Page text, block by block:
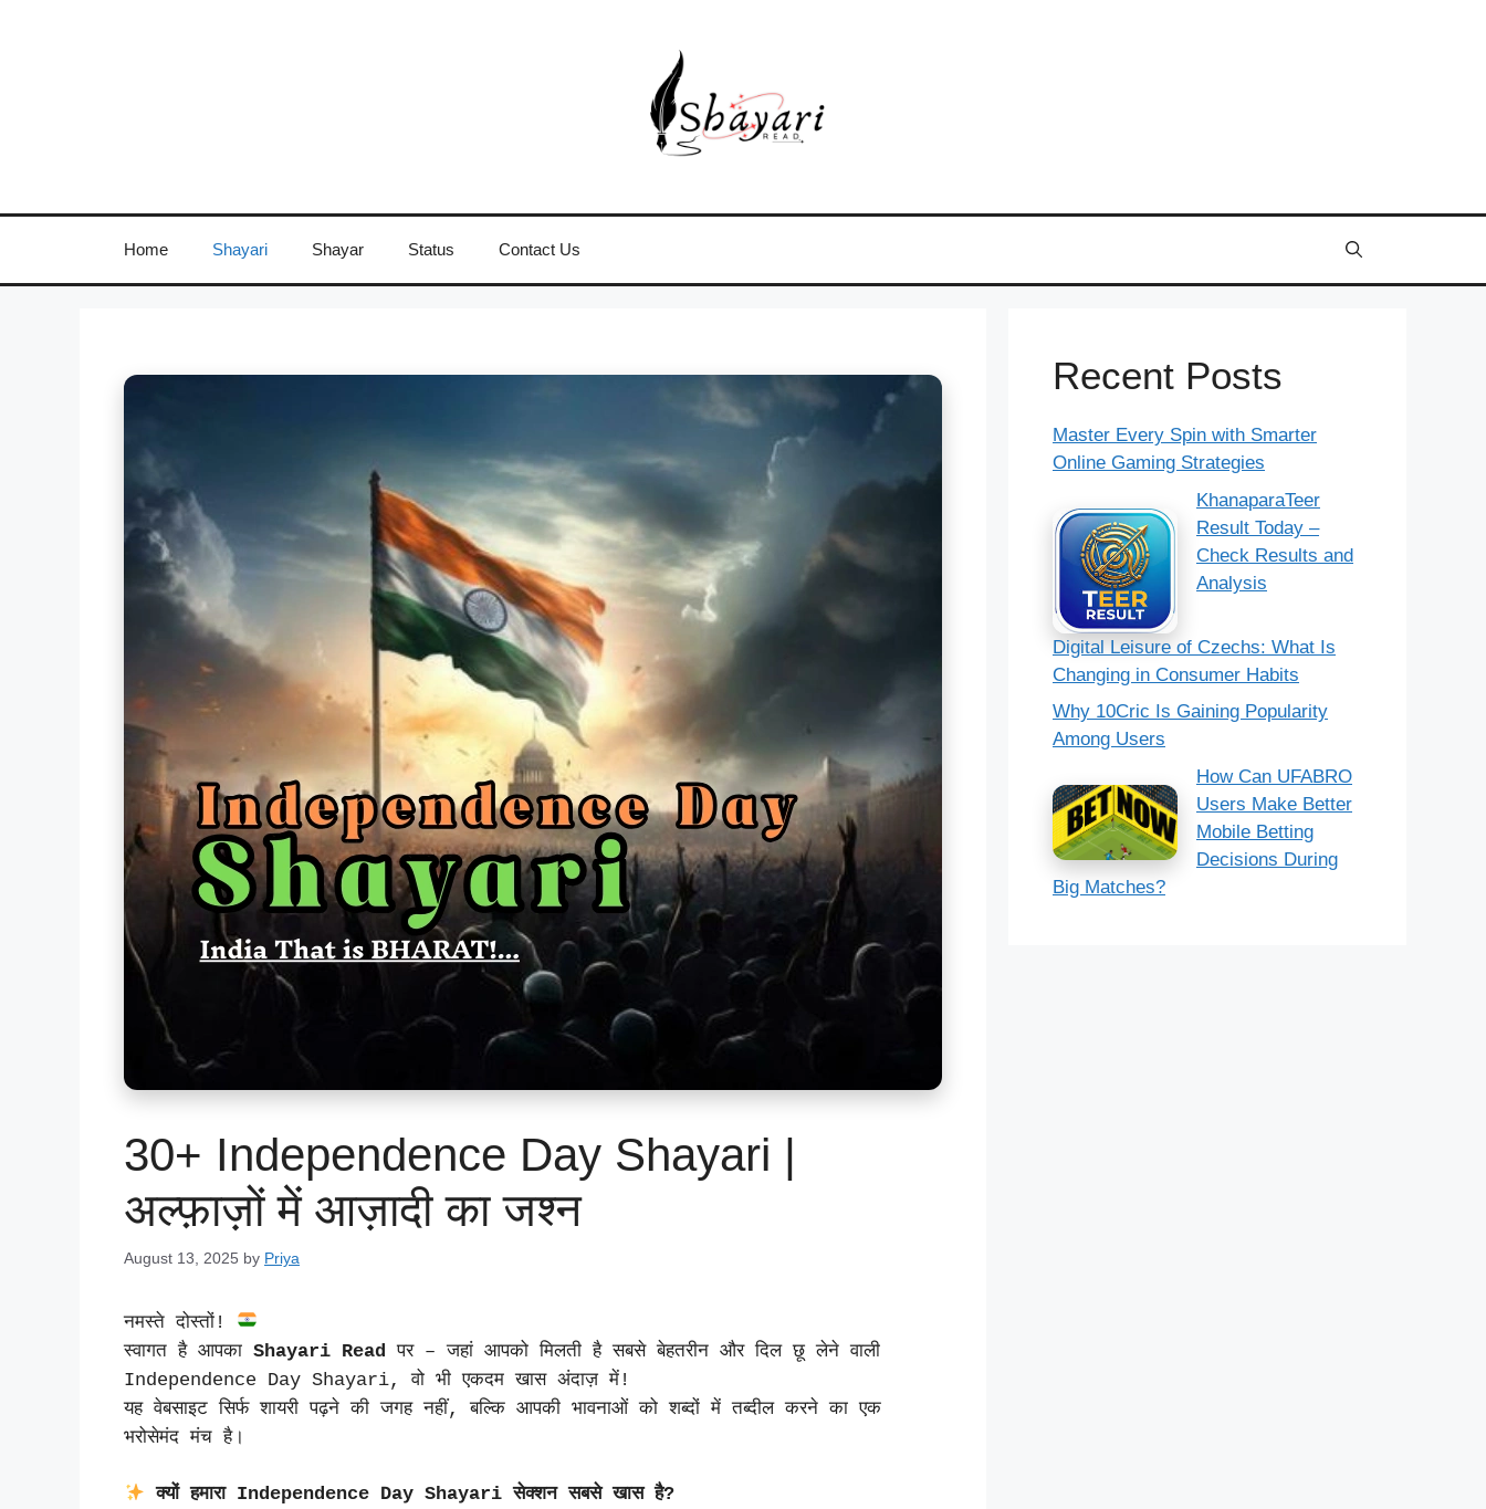
Home Shayari Shayar Status Contact Us
30+ Independence Day Shayari |
अल्फ़ाज़ों में आज़ादी का जश्न
August 13, 2025 by Priya
नमस्ते दोस्तों!
स्वागत है आपका Shayari Read
पर – जहां आपको मिलती है सबसे बेहतरीन और दिल छू लेने वाली
Independence Day Shayari, वो भी एकदम खास अंदाज़ में!
यह वेबसाइट सिर्फ शायरी पढ़ने की जगह नहीं, बल्कि आपकी भावनाओं को शब्दों में तब्दील करने का एक
भरोसेमंद मंच है।
क्यों हमारा Independence Day Shayari सेक्शन सबसे खास है?
Recent Posts
Master Every Spin with Smarter
Online Gaming Strategies
KhanaparaTeer
Result Today –
Check Results and
Analysis
Digital Leisure of Czechs: What Is
Changing in Consumer Habits
Why 10Cric Is Gaining Popularity
Among Users
How Can UFABRO
Users Make Better
Mobile Betting
Decisions During
Big Matches?